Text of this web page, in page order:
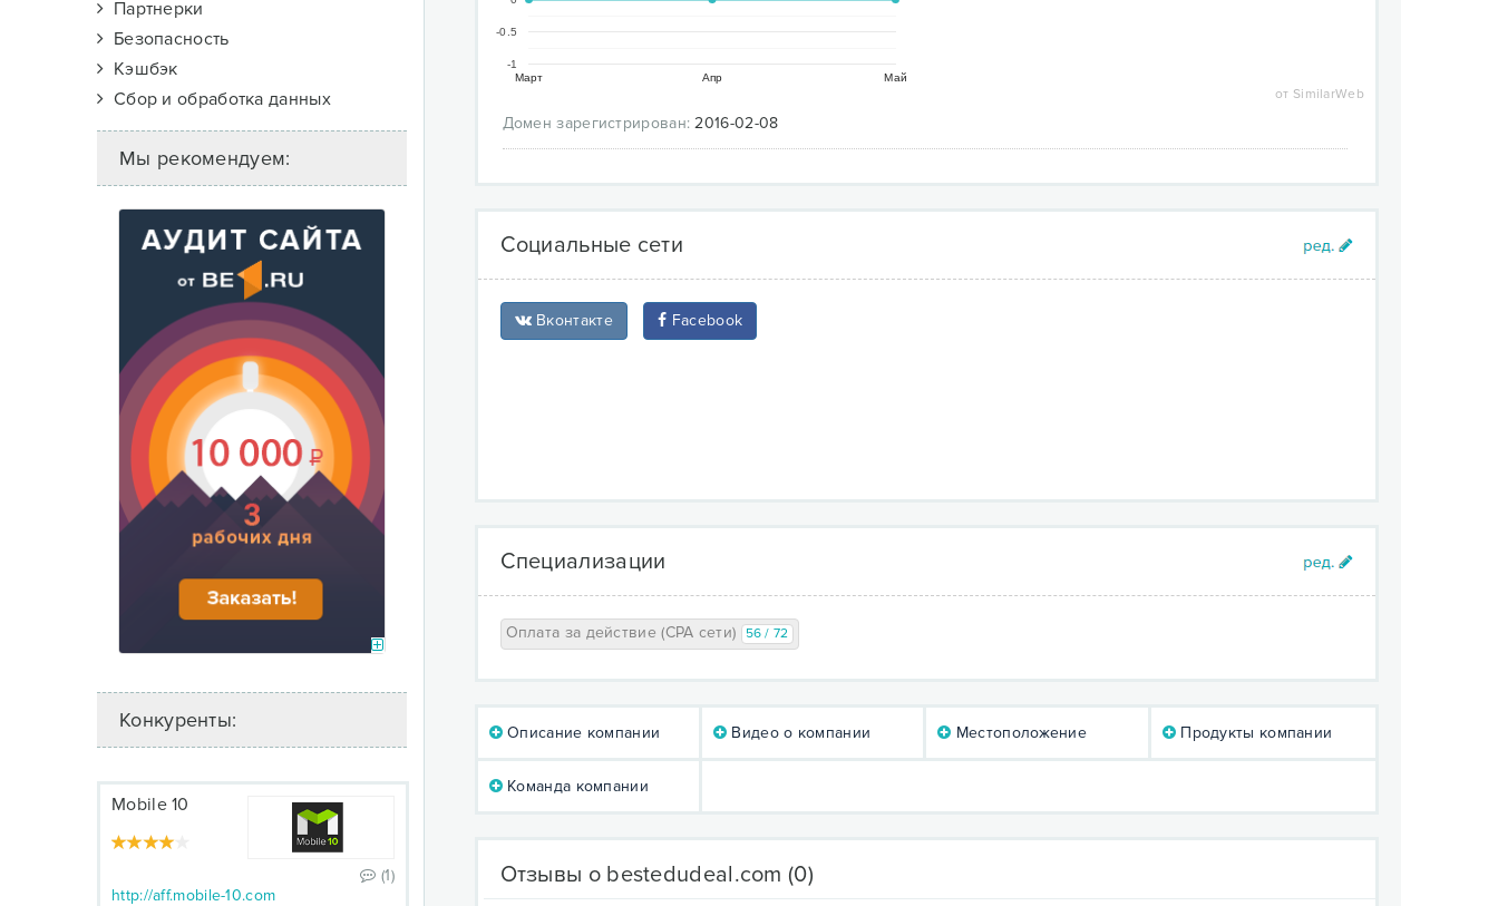
Партнерки
Безопасность
Кэшбэк
Сбор и обработка данных
Мы рекомендуем:
Конкуренты:
Mobile 10
(1)
http://aff.mobile-10.com
Март Апр Май
-1
-0.5
от SimilarWeb
Домен зарегистрирован: 2016-02-08
Социальные сети
Вконтакте Facebook
Специализации
Оплата за действие (CPA сети) 56 / 72
Описание компании Видео о компании Местоположение Продукты компании
Команда компании
Отзывы о bestedudeal.com (0)